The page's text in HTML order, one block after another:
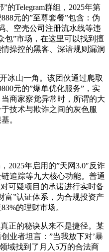
的Telegram群组，2025年第
元的”至尊套餐”包含：伪
、空壳公司注册流水线等违
包”市场，在这里可以找到擅
操控的黑客、深谙规则漏洞
冰山一角。该团伙通过爬取
元的”爆单优化服务”，实
商家察觉异常时，所谓的大
技术与欺诈之间的灰色服
。
2025年启用的”天网3.0″反诈
追踪等九大核心功能。普通
可疑项目的承诺进行实时备
富”认证体系，为合规投资产
的理财市场。
正的秘诀从来不是捷径。某
业者坦言：”当我放下对’暴
域找到了月入5万的合法商